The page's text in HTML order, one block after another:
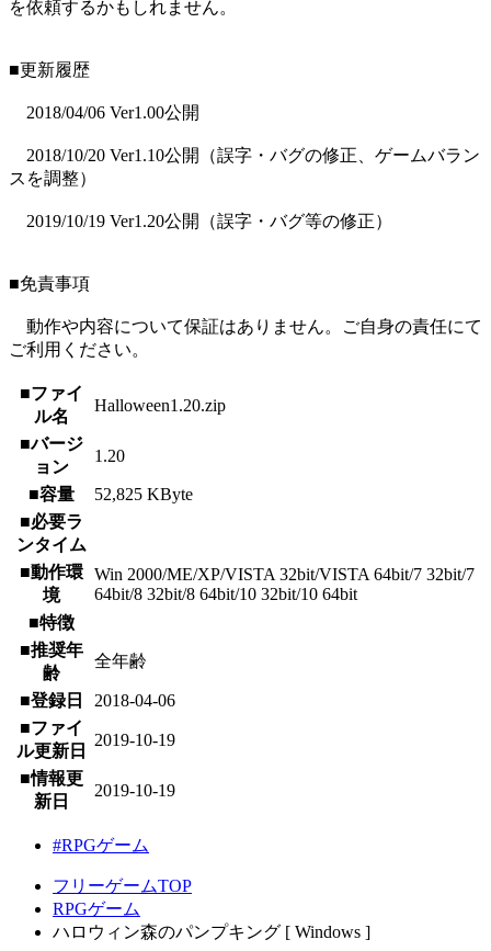
を依頼するかもしれません。
■更新履歴
2018/04/06 Ver1.00公開
2018/10/20 Ver1.10公開（誤字・バグの修正、ゲームバラン
スを調整）
2019/10/19 Ver1.20公開（誤字・バグ等の修正）
■免責事項
動作や内容について保証はありません。ご自身の責任にて
ご利用ください。
■ファイ
ル名
Halloween1.20.zip
■バージ
ョン
1.20
■容量
52,825 KByte
■必要ラ
ンタイム
■動作環
境
Win 2000/ME/XP/VISTA 32bit/VISTA 64bit/7 32bit/7
64bit/8 32bit/8 64bit/10 32bit/10 64bit
■特徴
■推奨年
齢
全年齢
■登録日
2018-04-06
■ファイ
ル更新日
2019-10-19
■情報更
新日
2019-10-19
#RPGゲーム
フリーゲームTOP
RPGゲーム
ハロウィン森のパンプキング [ Windows ]